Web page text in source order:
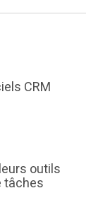
CRM
outils
tâches